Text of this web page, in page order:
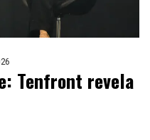
Tenfront revela